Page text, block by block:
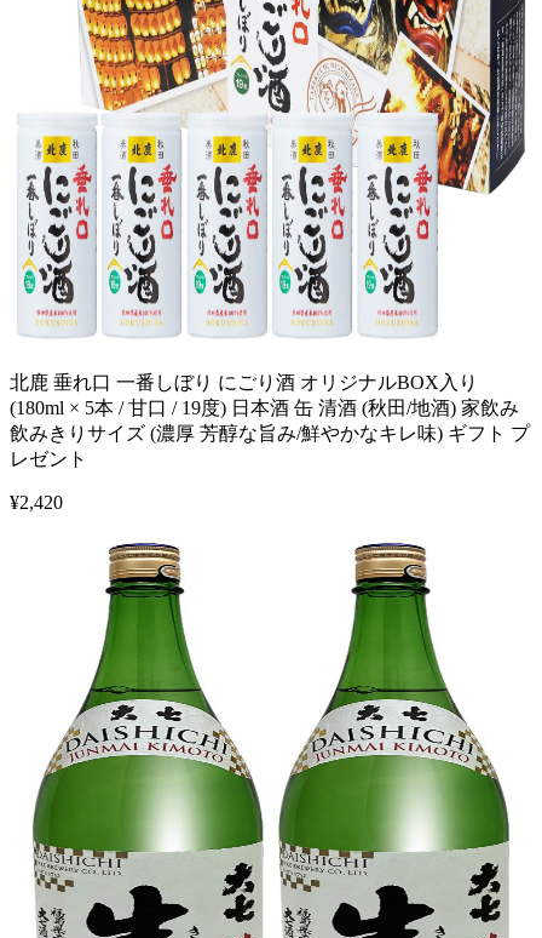
北鹿 垂れ口 一番しぼり にごり酒 オリジナルBOX入り
(180ml × 5本 / 甘口 / 19度) 日本酒 缶 清酒 (秋田/地酒) 家飲み
飲みきりサイズ (濃厚 芳醇な旨み/鮮やかなキレ味) ギフト プ
レゼント
¥2,420